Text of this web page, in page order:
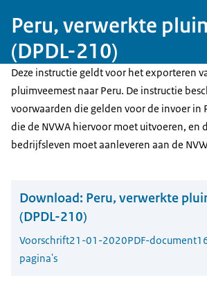
Peru, verwerkte
(DPDL-210)
Deze instructie geldt voor het exporteren
pluimveemest naar Peru. De instructie
voorwaarden die gelden voor de invoer in
die de NVWA hiervoor moet uitvoeren, en
bedrijfsleven moet aanleveren aan de
Download: Peru, verwerkte
(DPDL-210)
Voorschrift21-01-2020PDF-document
pagina's